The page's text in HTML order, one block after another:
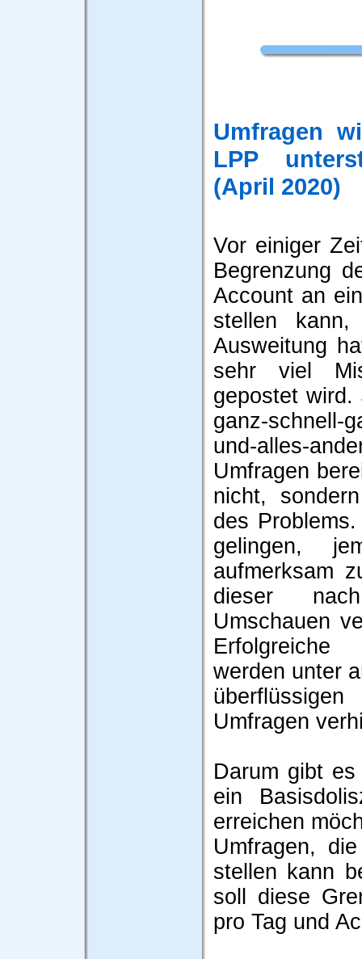
Umfragen
LPP
(April 2020)
Vor einiger
Begrenzung
Account an
stellen kann,
Ausweitung
sehr viel
gepostet wird.
ganz-schnell-
und-alles-
Umfragen
nicht,
des
gelingen,
aufmerksam
dieser
Umschauen
Erfolgreiche
werden unter
Umfragen
Darum gibt
ein
erreichen
Umfragen,
stellen kann
soll diese
pro Tag und